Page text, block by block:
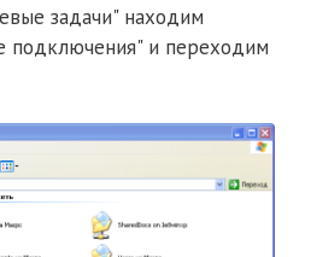
задачи" находим
подключения" и переходим